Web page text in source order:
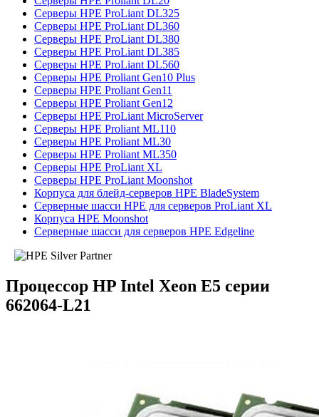
Серверы HPE ProLiant DL325
Серверы HPE ProLiant DL360
Серверы HPE ProLiant DL380
Серверы HPE ProLiant DL385
Серверы HPE ProLiant DL560
Серверы HPE Proliant Gen10 Plus
Серверы HPE Proliant Gen11
Серверы HPE Proliant Gen12
Серверы HPE ProLiant MicroServer
Серверы HPE Proliant ML110
Серверы HPE Proliant ML30
Серверы HPE Proliant ML350
Серверы HPE ProLiant XL
Серверы HPE ProLiant Moonshot
Корпуса для блейд-серверов HPE BladeSystem
Серверные шасси HPE для серверов ProLiant XL
Корпуса HPE Moonshot
Серверные шасси для серверов HPE Edgeline
Процессор HP Intel Xeon E5 серии
662064-L21